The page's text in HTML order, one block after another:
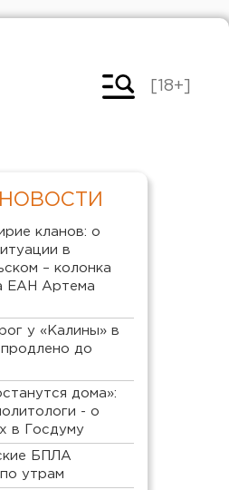
[18+]
кланов: о
в
– колонка
ЕАН Артема
у «Калины» в
продлено до
дома»:
- о
в Госдуму
БПЛА
утрам